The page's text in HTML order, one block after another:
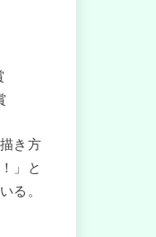
き方
」と
る。